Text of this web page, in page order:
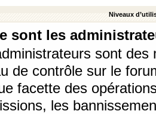
Niveaux
sont les
sont
de contrôle sur le
facette des
les